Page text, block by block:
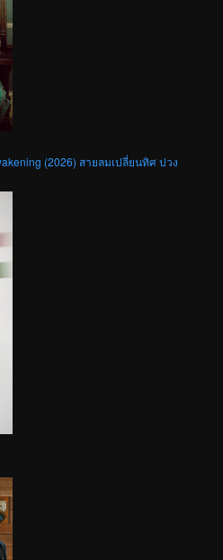
(2026) สายลมเปลี่ยนทิศ ปวง